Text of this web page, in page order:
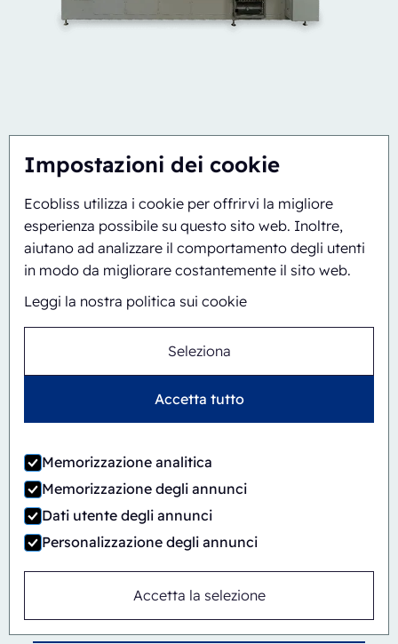
Impostazioni dei cookie
Ecobliss utilizza i cookie per offrirvi la migliore
esperienza possibile su questo sito web. Inoltre,
aiutano ad analizzare il comportamento degli utenti
in modo da migliorare costantemente il sito web.
Leggi la nostra politica sui cookie
Seleziona
Accetta tutto
Memorizzazione analitica
Memorizzazione degli annunci
Dati utente degli annunci
Personalizzazione degli annunci
Accetta la selezione
Semi-automatico Rotante
ERB/PH4-1418-CS